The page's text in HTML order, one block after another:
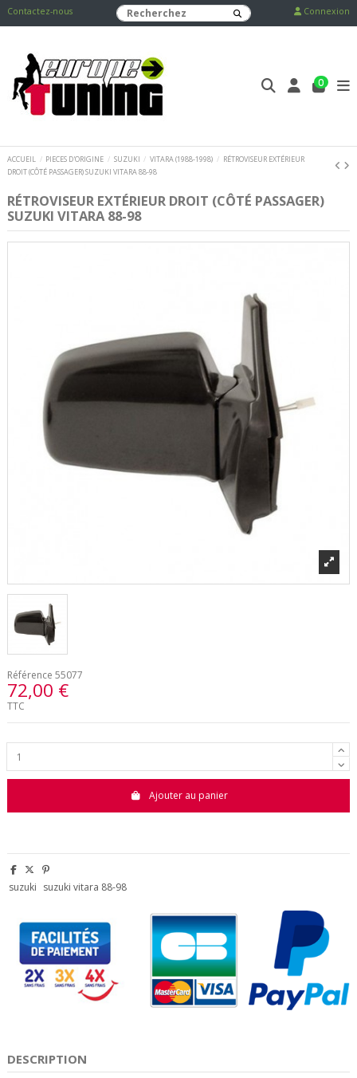
Contactez-nous Connexion
0
ACCUEIL PIECES D'ORIGINE SUZUKI VITARA (1988-1998)
RÉTROVISEUR EXTÉRIEUR
DROIT (CÔTÉ PASSAGER) SUZUKI VITARA 88-98
RÉTROVISEUR EXTÉRIEUR DROIT (CÔTÉ PASSAGER)
SUZUKI VITARA 88-98
Référence 55077
72,00 €
TTC
Ajouter au panier
suzuki suzuki vitara 88-98
DESCRIPTION